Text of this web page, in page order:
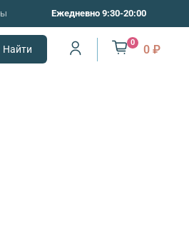
Ежедневно 9:30-20:00
Найти
0
0 ₽